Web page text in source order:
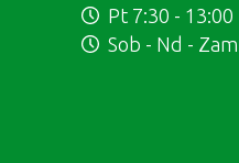
Pt 7:30 - 13:00
Sob - Nd -